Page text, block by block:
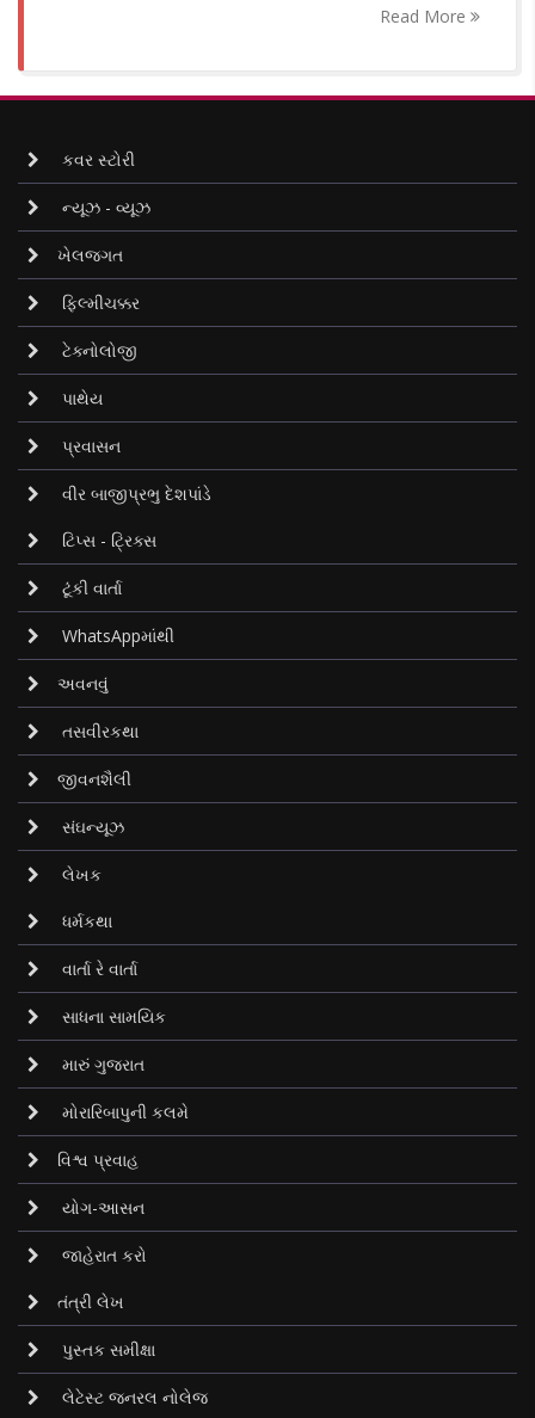
Read More
કવર સ્ટોરી
ન્યૂઝ - વ્યૂઝ
ખેલજગત
ફિલ્મીચક્કર
ટેક્નોલોજી
પાથેય
પ્રવાસન
વીર બાજીપ્રભુ દેશપાંડે
ટિપ્સ - ટ્રિક્સ
ટૂંકી વાર્તા
WhatsAppમાંથી
અવનવું
તસવીરકથા
જીવનશૈલી
સંઘન્યૂઝ
લેખક
ધર્મકથા
વાર્તા રે વાર્તા
સાધના સામયિક
મારું ગુજરાત
મોરારિબાપુની કલમે
વિશ્વ પ્રવાહ
યોગ-આસન
જાહેરાત કરો
તંત્રી લેખ
પુસ્તક સમીક્ષા
લેટેસ્ટ જનરલ નોલેજ